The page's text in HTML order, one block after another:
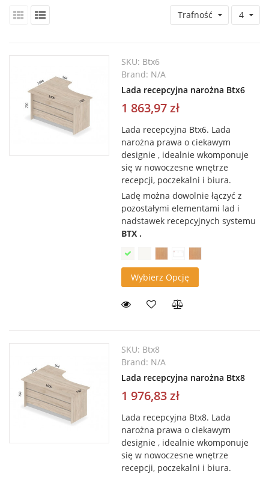
Trafność 4
SKU: Btx6
Brand: N/A
Lada recepcyjna narożna Btx6
1 863,97 zł
Lada recepcyjna Btx6. Lada
narożna prawa o ciekawym
designie , idealnie wkomponuje
się w nowoczesne wnętrze
recepcji, poczekalni i biura.
Ladę można dowolnie łączyć z
pozostałymi elementami lad i
nadstawek recepcyjnych systemu
BTX .
Wybierz Opcję
SKU: Btx8
Brand: N/A
Lada recepcyjna narożna Btx8
1 976,83 zł
Lada recepcyjna Btx8. Lada
narożna prawa o ciekawym
designie , idealnie wkomponuje
się w nowoczesne wnętrze
recepcji, poczekalni i biura.